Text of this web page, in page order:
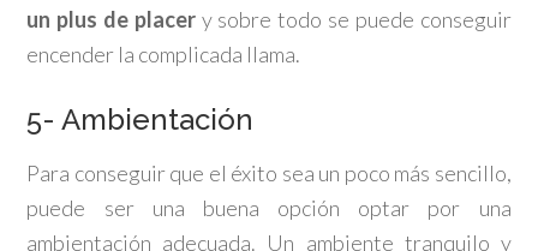
un plus de placery sobre todo se puede conseguir
encender la complicada llama.
5- Ambientación
Para conseguir que el éxito sea un poco más sencillo,
puede ser una buena opción optar por una
ambientación adecuada. Un ambiente tranquilo y